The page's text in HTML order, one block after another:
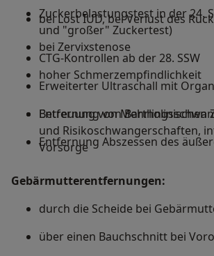
Zuckerbelastungstest in der 24.
und "großer" Zuckertest)
CTG-Kontrollen ab der 28. SSW
Erweiterter Ultraschall mit
Betreuung von
und Risikoschwangerschaften,
Vorsorge
bei Lost IUD, bei Verlust des
bei Zervixstenose
hoher Schmerzempfindlichkeit
Entfernung von Bartholinischen
Entfernung Abszessen des
Gebärmutterentfernungen:
durch die Scheide bei
über einen Bauchschnitt bei